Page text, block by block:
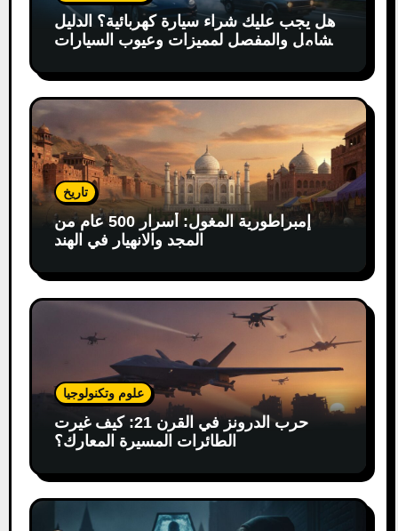
هل يجب عليك شراء سيارة كهربائية؟ الدليل
الشامل والمفصل لمميزات وعيوب السيارات
تاريخ
إمبراطورية المغول: أسرار 500 عام من
المجد والانهيار في الهند
علوم وتكنولوجيا
حرب الدرونز في القرن 21: كيف غيرت
الطائرات المسيرة المعارك؟